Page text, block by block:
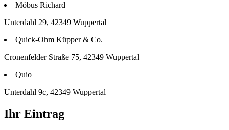
Möbus Richard
Unterdahl 29, 42349 Wuppertal
Quick-Ohm Küpper & Co.
Cronenfelder Straße 75, 42349 Wuppertal
Quio
Unterdahl 9c, 42349 Wuppertal
Ihr Eintrag